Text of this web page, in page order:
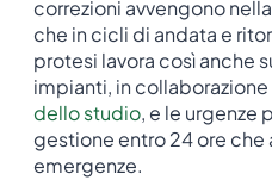
correzioni avvengono
che in cicli di andata e
protesi lavora così anche
impianti, in collaborazione
dello studio, e le urgenze
gestione entro 24 ore
emergenze.